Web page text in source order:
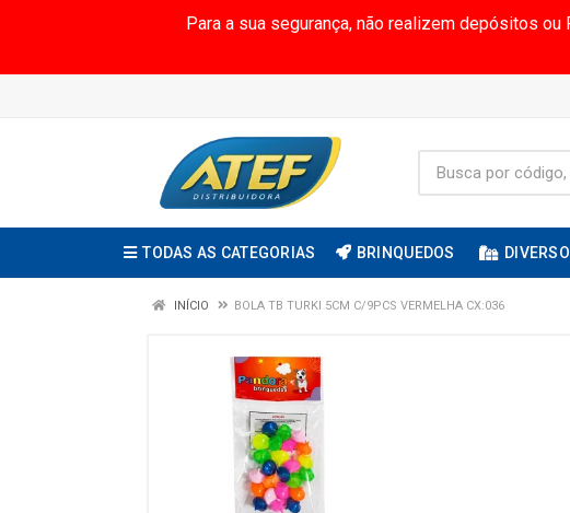
Para a sua segurança, não realizem depósitos
TODAS AS CATEGORIAS BRINQUEDOS
INÍCIO BOLA TB TURKI 5CM C/9PCS VERMELHA CX:036